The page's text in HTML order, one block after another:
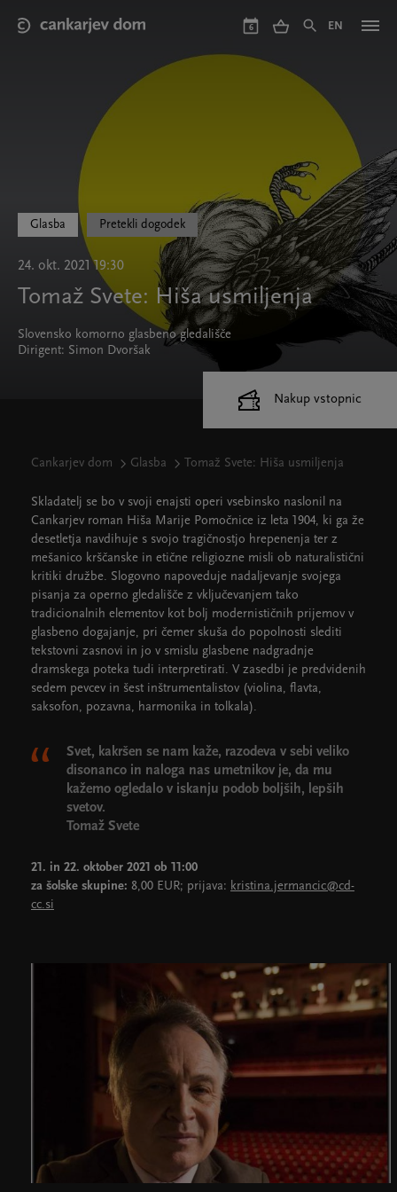
main
6 EN
Glasba Pretekli dogodek
24. okt. 2021 19:30
Tomaž Svete: Hiša usmiljenja
Slovensko komorno glasbeno gledališče
Dirigent: Simon Dvoršak
Cankarjev dom Glasba Tomaž Svete: Hiša usmiljenja
Skladatelj se bo v svoji enajsti operi vsebinsko naslonil na
Cankarjev roman Hiša Marije Pomočnice iz leta 1904, ki ga že
desetletja navdihuje s svojo tragičnostjo hrepenenja ter z
mešanico krščanske in etične religiozne misli ob naturalistični
kritiki družbe. Slogovno napoveduje nadaljevanje svojega
pisanja za operno gledališče z vključevanjem tako
tradicionalnih elementov kot bolj modernističnih prijemov v
glasbeno dogajanje, pri čemer skuša do popolnosti slediti
tekstovni zasnovi in jo v smislu glasbene nadgradnje
dramskega poteka tudi interpretirati. V zasedbi je predvidenih
sedem pevcev in šest inštrumentalistov (violina, flavta,
saksofon, pozavna, harmonika in tolkala).
Svet, kakršen se nam kaže, razodeva v sebi veliko
disonanco in naloga nas umetnikov je, da mu
kažemo ogledalo v iskanju podob boljših, lepših
svetov.
Tomaž Svete
21. in 22. oktober 2021 ob 11:00
za šolske skupine: 8,00 EUR; prijava: kristina.jermancic@cd-
cc.si
Nakup vstopnic